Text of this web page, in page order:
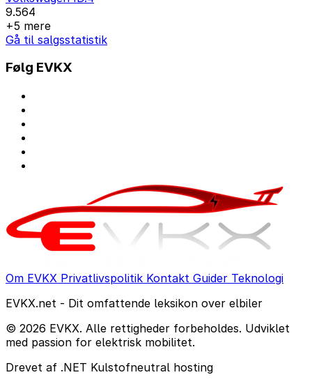
9.564
+5 mere
Gå til salgsstatistik
Følg EVKX
Om EVKX Privatlivspolitik Kontakt Guider Teknologi
EVKX.net - Dit omfattende leksikon over elbiler
© 2026 EVKX. Alle rettigheder forbeholdes. Udviklet
med passion for elektrisk mobilitet.
Drevet af .NET Kulstofneutral hosting